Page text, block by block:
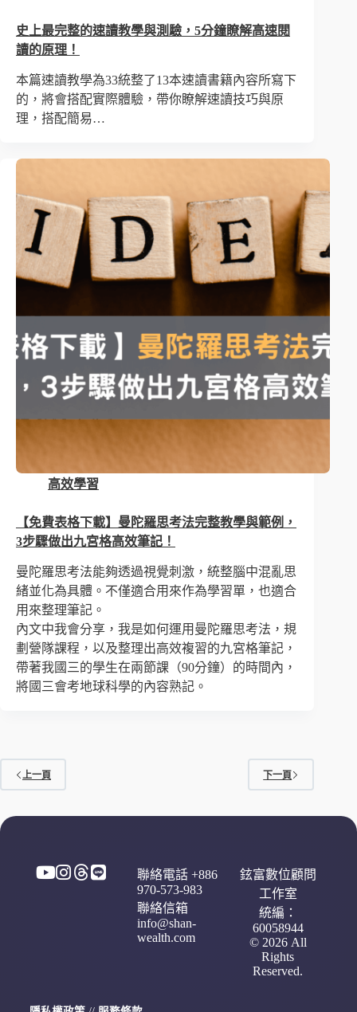
史上最完整的速讀教學與測驗，5分鐘瞭解高速閱
讀的原理！
本篇速讀教學為33統整了13本速讀書籍內容所寫下
的，將會搭配實際體驗，帶你瞭解速讀技巧與原
理，搭配簡易…
高效學習
【免費表格下載】曼陀羅思考法完整教學與範例，
3步驟做出九宮格高效筆記！
曼陀羅思考法能夠透過視覺刺激，統整腦中混亂思
緒並化為具體。不僅適合用來作為學習單，也適合
用來整理筆記。
內文中我會分享，我是如何運用曼陀羅思考法，規
劃營隊課程，以及整理出高效複習的九宮格筆記，
帶著我國三的學生在兩節課（90分鐘）的時間內，
將國三會考地球科學的內容熟記。
上一頁 下一頁
鉉富數位顧問
工作室
統編：
60058944
© 2026 All
Rights
Reserved.
聯絡電話 +886
970-573-983
聯絡信箱
info@shan-
wealth.com